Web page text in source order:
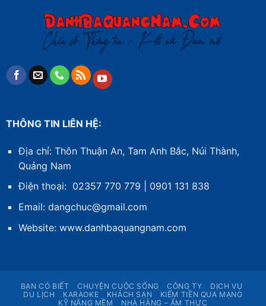
THÔNG TIN LIÊN HỆ:
Địa chỉ: Thôn Thuận An, Tam Anh Bắc, Núi Thành,
Quảng Nam
Điện thoại: 02357 770 779 | 0901 131 838
Email: dangchuc@gmail.com
Website: www.danhbaquangnam.com
BẠN CÓ BIẾT CHUYỆN CUỘC SỐNG CÔNG TY
DỊCH VỤ
DU LỊCH
KARAOKE KHÁCH SẠN
KIẾM TIỀN QUA MẠNG
KỸ NĂNG MỀM
NHÀ HÀNG – ẨM THỰC